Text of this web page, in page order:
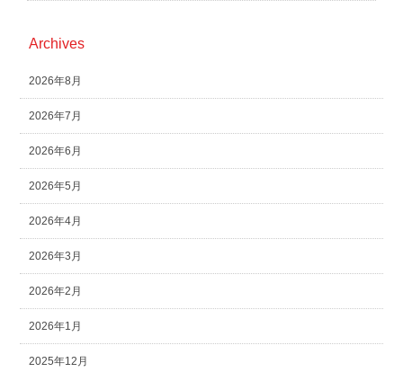
Archives
2026年8月
2026年7月
2026年6月
2026年5月
2026年4月
2026年3月
2026年2月
2026年1月
2025年12月